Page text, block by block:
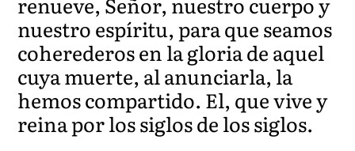
nuestro espíritu, para que seamos
coherederos en la gloria de aquel
cuya muerte, al anunciarla, la
hemos compartido. El, que vive y
reina por los siglos de los siglos.